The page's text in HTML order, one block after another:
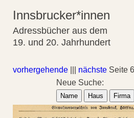
Innsbrucker*innen
Adressbücher aus dem
19. und 20. Jahrhundert
vorhergehende nächste Seite
Neue Suche:
Name Haus Firma